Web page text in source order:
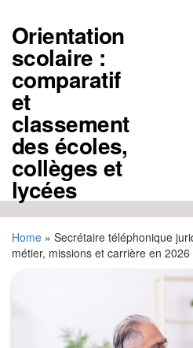
contenu
Orientation
scolaire :
comparatif
et
classement
des écoles,
collèges et
lycées
Home » Secrétaire téléphonique
métier, missions et carrière en 2026